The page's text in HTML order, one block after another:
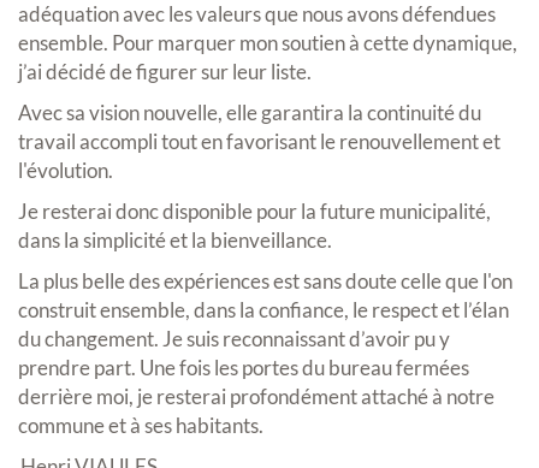
adéquation avec les valeurs que nous avons défendues
ensemble. Pour marquer mon soutien à cette dynamique,
j’ai décidé de figurer sur leur liste.
Avec sa vision nouvelle, elle garantira la continuité du
travail accompli tout en favorisant le renouvellement et
l'évolution.
Je resterai donc disponible pour la future municipalité,
dans la simplicité et la bienveillance.
La plus belle des expériences est sans doute celle que l'on
construit ensemble, dans la confiance, le respect et l’élan
du changement. Je suis reconnaissant d’avoir pu y
prendre part. Une fois les portes du bureau fermées
derrière moi, je resterai profondément attaché à notre
commune et à ses habitants.